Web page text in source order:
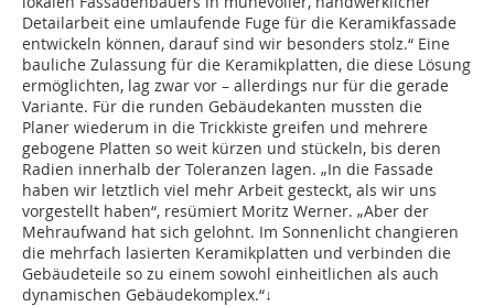
Detailarbeit eine umlaufende Fuge für die Keramikfassade
entwickeln können, darauf sind wir besonders stolz.“ Eine
bauliche Zulassung für die Keramikplatten, die diese Lösung
ermöglichten, lag zwar vor – allerdings nur für die gerade
Variante. Für die runden Gebäudekanten mussten die
Planer wiederum in die Trickkiste greifen und mehrere
gebogene Platten so weit kürzen und stückeln, bis deren
Radien innerhalb der Toleranzen lagen. „In die Fassade
haben wir letztlich viel mehr Arbeit gesteckt, als wir uns
vorgestellt haben“, resümiert Moritz Werner. „Aber der
Mehraufwand hat sich gelohnt. Im Sonnenlicht changieren
die mehrfach lasierten Keramikplatten und verbinden die
Gebäudeteile so zu einem sowohl einheitlichen als auch
dynamischen Gebäudekomplex.“↓